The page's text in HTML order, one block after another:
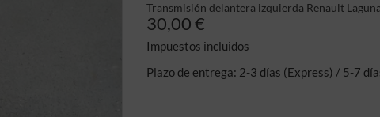
Transmisión delantera izquierda Renault
30,00 €
Impuestos incluidos
Plazo de entrega: 2-3 días (Express) / 5-7